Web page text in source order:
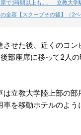
席で1時間以上も…」 立教大学
全容【スクープその後】（2
させた後、近くのコン
部座席に移って2人
は立教大学陸上部の
車を移動ホテルのよ